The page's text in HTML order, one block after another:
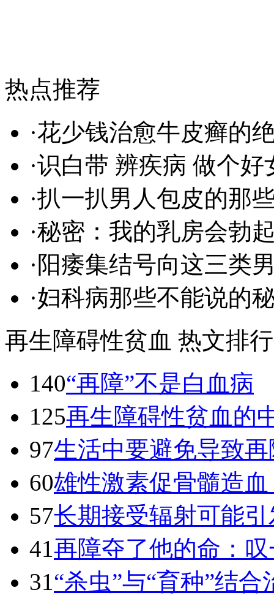
热点推荐
·花少钱治愈牛皮癣的
·识白带 辨疾病 做个好
·扒一扒男人包皮的那
·秘密：我的乳房会勃
· 阳痿集结号向这三类
·妇科病那些不能说的
再生障碍性贫血 热文排行
140“再障”不是白血病
125再生障碍性贫血的
97生活中要避免导致再
60雄性激素促骨髓造
57长期接受辐射可能引
41再障夺了他的命：
31“杀虫”与“育种”结合